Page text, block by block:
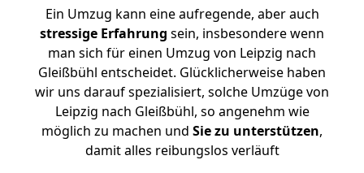
Ein Umzug kann eine aufregende, aber auch
stressige Erfahrung sein, insbesondere wenn
man sich für einen Umzug von Leipzig nach
Gleißbühl entscheidet. Glücklicherweise haben
wir uns darauf spezialisiert, solche Umzüge von
Leipzig nach Gleißbühl, so angenehm wie
möglich zu machen und Sie zu unterstützen,
damit alles reibungslos verläuft